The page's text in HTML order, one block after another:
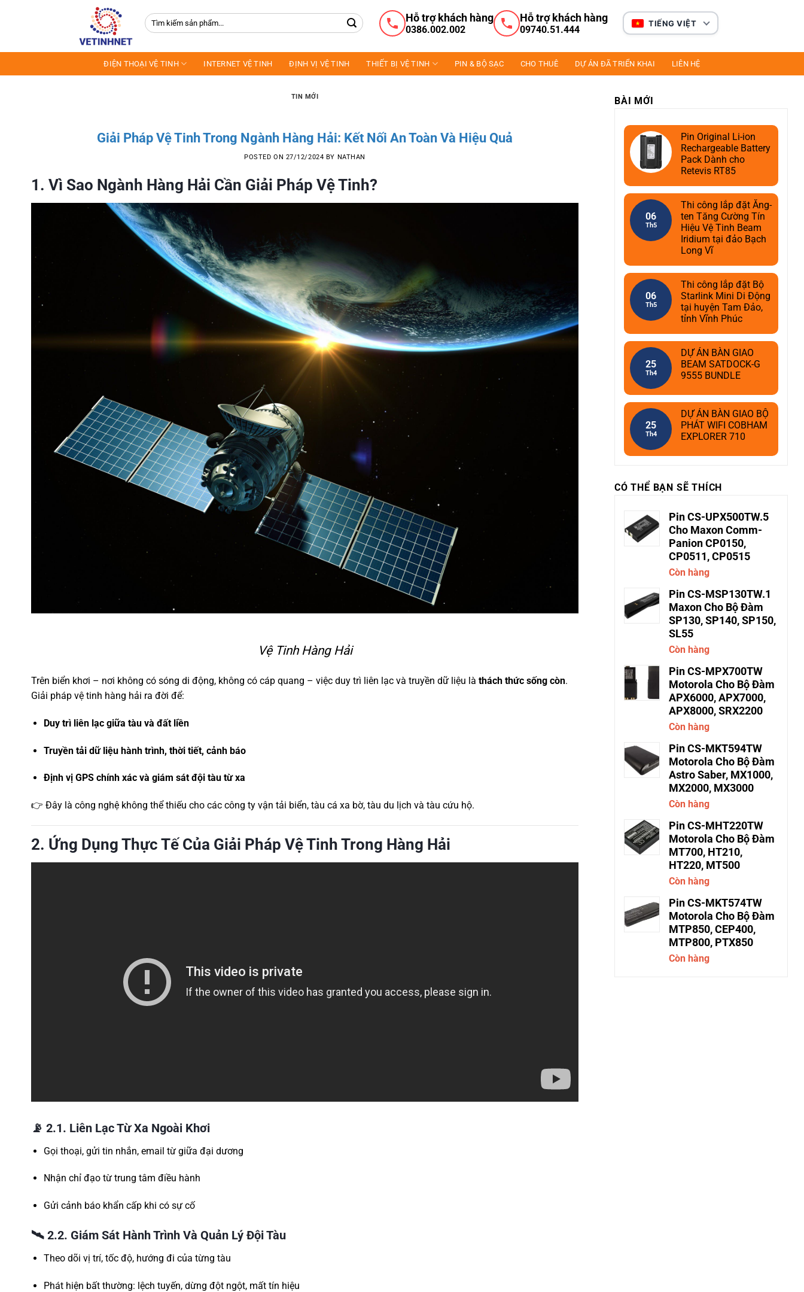
Tìm
kiếm:
Hỗ trợ khách hàng
0386.002.002
Hỗ trợ khách hàng
09740.51.444
TIẾNG VIỆT
ĐIỆN THOẠI VỆ TINH INTERNET VỆ TINH ĐỊNH VỊ VỆ TINH THIẾT BỊ VỆ TINH PIN & BỘ SẠC CHO THUÊ DỰ ÁN ĐÃ TRIỂN KHAI LIÊN HỆ
TIN MỚI
Giải Pháp Vệ Tinh Trong Ngành Hàng Hải: Kết Nối An Toàn Và Hiệu Quả
POSTED ON 27/12/2024 BY NATHAN
1. Vì Sao Ngành Hàng Hải Cần Giải Pháp Vệ Tinh?
Vệ Tinh Hàng Hải
Trên biển khơi – nơi không có sóng di động, không có cáp quang – việc duy trì liên lạc và truyền dữ liệu là thách thức sống còn.
Giải pháp vệ tinh hàng hải ra đời để:
Duy trì liên lạc giữa tàu và đất liền
Truyền tải dữ liệu hành trình, thời tiết, cảnh báo
Định vị GPS chính xác và giám sát đội tàu từ xa
👉 Đây là công nghệ không thể thiếu cho các công ty vận tải biển, tàu cá xa bờ, tàu du lịch và tàu cứu hộ.
2. Ứng Dụng Thực Tế Của Giải Pháp Vệ Tinh Trong Hàng Hải
📡 2.1. Liên Lạc Từ Xa Ngoài Khơi
Gọi thoại, gửi tin nhắn, email từ giữa đại dương
Nhận chỉ đạo từ trung tâm điều hành
Gửi cảnh báo khẩn cấp khi có sự cố
🛰️ 2.2. Giám Sát Hành Trình Và Quản Lý Đội Tàu
Theo dõi vị trí, tốc độ, hướng đi của từng tàu
Phát hiện bất thường: lệch tuyến, dừng đột ngột, mất tín hiệu
BÀI MỚI
Pin Original Li-ion
Rechargeable Battery
Pack Dành cho
Retevis RT85
06
Th5
Thi công lắp đặt Ăng-
ten Tăng Cường Tín
Hiệu Vệ Tinh Beam
Iridium tại đảo Bạch
Long Vĩ
06
Th5
Thi công lắp đặt Bộ
Starlink Mini Di Động
tại huyện Tam Đảo,
tỉnh Vĩnh Phúc
25
Th4
DỰ ÁN BÀN GIAO
BEAM SATDOCK-G
9555 BUNDLE
25
Th4
DỰ ÁN BÀN GIAO BỘ
PHÁT WIFI COBHAM
EXPLORER 710
CÓ THỂ BẠN SẼ THÍCH
Pin CS-UPX500TW.5
Cho Maxon Comm-
Panion CP0150,
CP0511, CP0515
Còn hàng
Pin CS-MSP130TW.1
Maxon Cho Bộ Đàm
SP130, SP140, SP150,
SL55
Còn hàng
Pin CS-MPX700TW
Motorola Cho Bộ Đàm
APX6000, APX7000,
APX8000, SRX2200
Còn hàng
Pin CS-MKT594TW
Motorola Cho Bộ Đàm
Astro Saber, MX1000,
MX2000, MX3000
Còn hàng
Pin CS-MHT220TW
Motorola Cho Bộ Đàm
MT700, HT210,
HT220, MT500
Còn hàng
Pin CS-MKT574TW
Motorola Cho Bộ Đàm
MTP850, CEP400,
MTP800, PTX850
Còn hàng